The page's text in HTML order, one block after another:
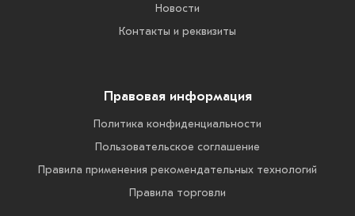
Новости
Контакты и реквизиты
Правовая информация
Политика конфиденциальности
Пользовательское соглашение
Правила применения рекомендательных технологий
Правила торговли